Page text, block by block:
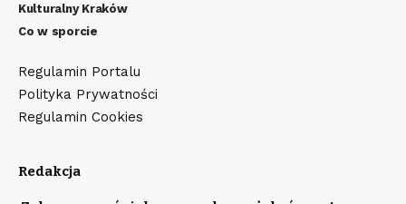
Kulturalny Kraków
Co w sporcie
Regulamin Portalu
Polityka Prywatności
Regulamin Cookies
Redakcja